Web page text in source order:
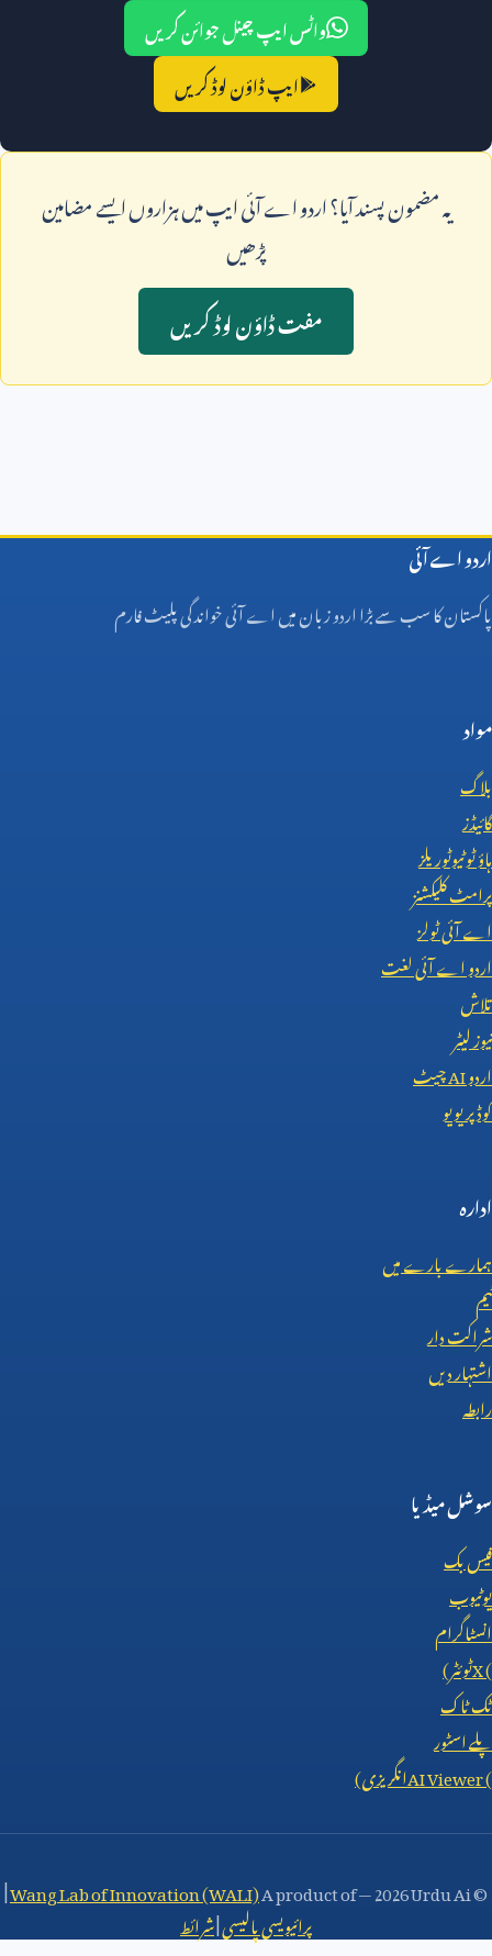
واٹس ایپ چینل جوائن کریں
ایپ ڈاؤن لوڈ کریں
يہ مضمون پسند آيا؟ اردو اے آئی ايپ ميں ہزاروں ايسے مضامين
پڑھيں
مفت ڈاؤن لوڈ کريں
اردو اے آئی
پاکستان کا سب سے بڑا اردو زبان میں اے آئی خواندگی پلیٹ فارم
مواد
بلاگ
گائیڈز
ہاؤ ٹو ٹیوٹوریلز
پرامٹ کلیکشنز
اے آئی ٹولز
اردو اے آئی لغت
تلاش
نیوز لیٹر
اردوAIچیٹ
کوڈ پریویو
ادارہ
ہمارے بارے میں
ٹیم
شراکت دار
اشتہار دیں
رابطہ
سوشل میڈیا
فیس بک
یوٹیوب
انسٹاگرام
X (ٹوئٹر)
ٹک ٹاک
پلے اسٹور
AI Viewer (انگریزی)
©
2026 Urdu Ai
—
A product of
Wang Lab of Innovation (WALI)
|
پرائیویسی پالیسی|شرائط